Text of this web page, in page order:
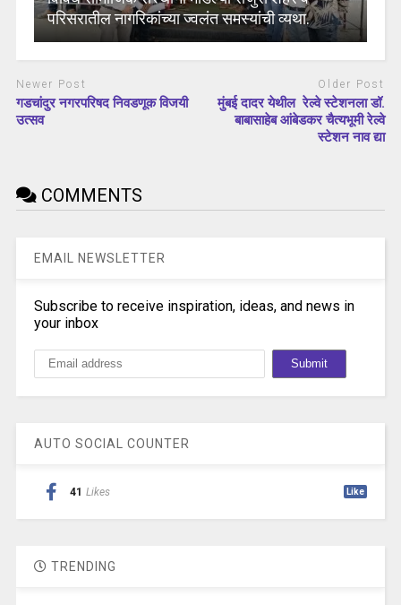
परिसरातील नागरिकांच्या ज्वलंत समस्यांची व्यथा.
Newer Post
गडचांदुर नगरपरिषद निवडणूक विजयी
उत्सव
Older Post
मुंबई दादर येथील रेल्वे स्टेशनला डॉ.
बाबासाहेब आंबेडकर चैत्यभूमी रेल्वे
स्टेशन नाव द्या
COMMENTS
EMAIL NEWSLETTER
Subscribe to receive inspiration, ideas, and news in
your inbox
AUTO SOCIAL COUNTER
41 Likes Like
TRENDING